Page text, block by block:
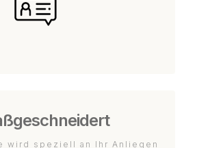
wird speziell an Ihr Anliegen